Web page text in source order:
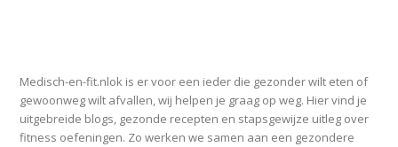
Medisch-en-fit.nlok is er voor een ieder die gezonder wilt eten of
gewoonweg wilt afvallen, wij helpen je graag op weg. Hier vind je
uitgebreide blogs, gezonde recepten en stapsgewijze uitleg over
fitness oefeningen. Zo werken we samen aan een gezondere